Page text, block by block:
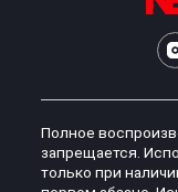
Полное
запрещается.
только при